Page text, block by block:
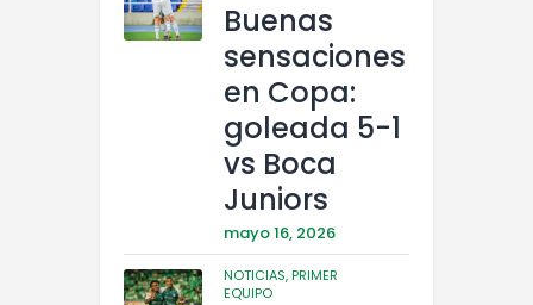
Buenas
sensaciones
en Copa:
goleada 5-1
vs Boca
Juniors
mayo 16, 2026
NOTICIAS,PRIMER
EQUIPO